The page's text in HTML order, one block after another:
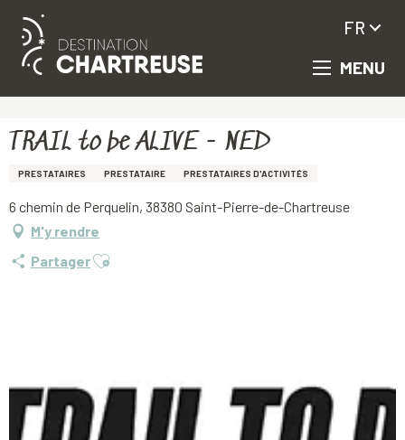
Aller
principal
MENU
FR
TRAIL to be ALIVE - NED
PRESTATAIRES PRESTATAIRE PRESTATAIRES D'ACTIVITÉS
6 chemin de Perquelin, 38380 Saint-Pierre-de-Chartreuse
M'y rendre
PartagerAjouter aux favoris